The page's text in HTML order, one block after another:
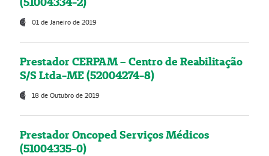
01 de Janeiro de 2019
Prestador CERPAM – Centro de Reabilitação
S/S Ltda-ME (52004274-8)
18 de Outubro de 2019
Prestador Oncoped Serviços Médicos
(51004335-0)